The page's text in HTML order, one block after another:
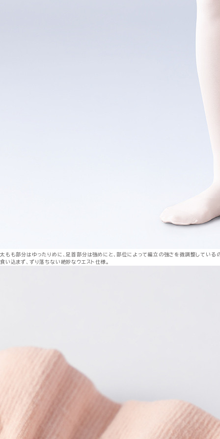
太もも部分はゆったりめに、足首部分は強めにと、部位によって編立の強さを微調整している
食い込まず、ずり落ちない絶妙なウエスト仕様。